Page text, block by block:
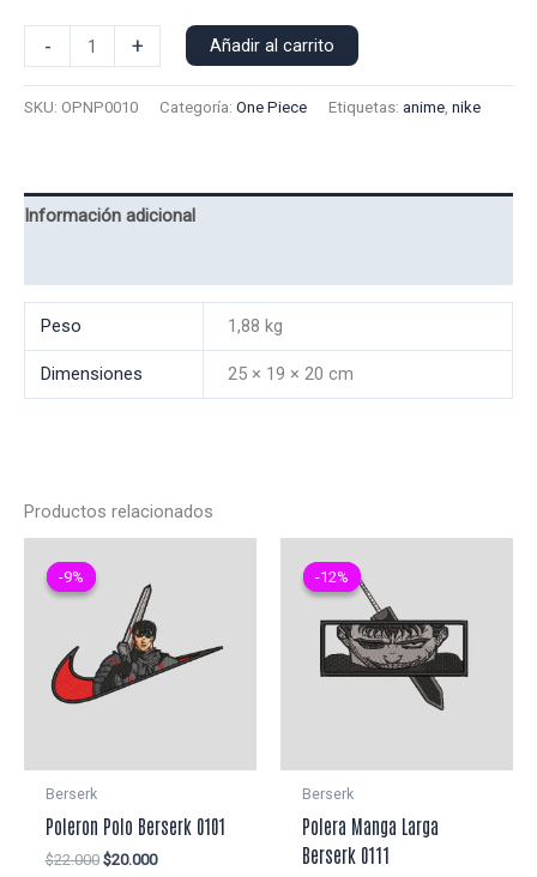
-
Polo
cantidad
+ Añadir al carrito
SKU: OPNP0010 Categoría: One Piece Etiquetas: anime, nike
Información adicional
Peso 1,88 kg
Dimensiones 25 × 19 × 20 cm
Productos relacionados
-9%
-9%
Berserk
Poleron Polo Berserk 0101
$22.000 El
$20.000El
-12%
-12%
Berserk
Polera Manga Larga
Berserk 0111